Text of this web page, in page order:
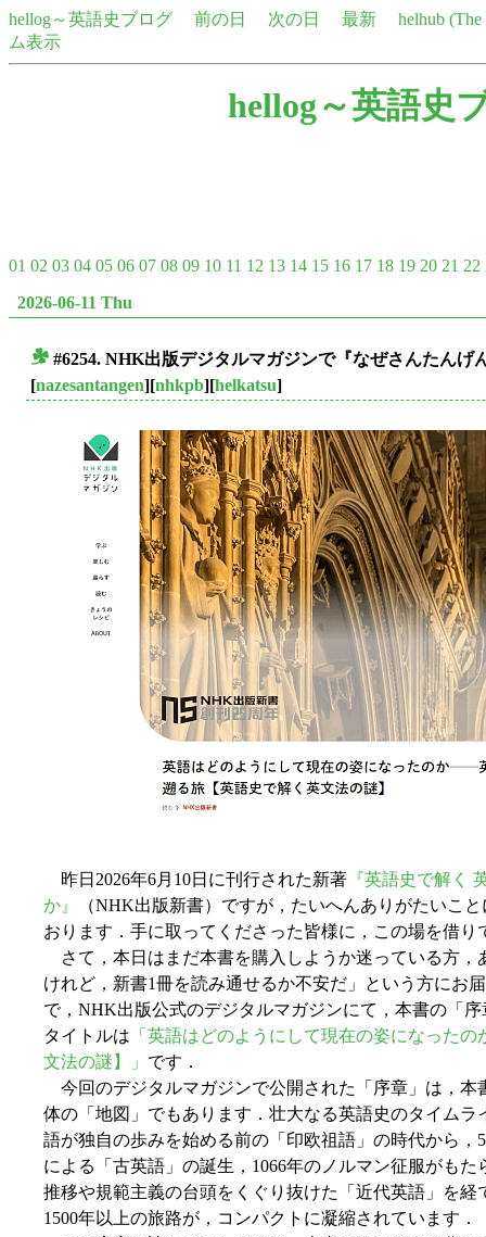
hellog～英語史ブログ 前の日 次の日 最新
helhub
ム表示
hellog～英語史
01 02 03 04 05 06 07 08 09 10 11 12 13 14 15 16 17 18 19 20 21 22
2026-06-11 Thu
#6254. NHK出版デジタルマガジンで『なぜさんたんげ
[nazesantangen][nhkpb][helkatsu]
昨日2026年6月10日に刊行された新著 『英語史で解く
か』
（NHK出版新書）ですが，たいへんありがたいこ
おります．手に取ってくださった皆様に，この場を借り
さて，本日はまだ本書を購入しようか迷っている方，
けれど，新書1冊を読み通せるか不安だ」という方にお
で，NHK出版公式のデジタルマガジンにて，本書の「
タイトルは 「英語はどのようにして現在の姿になった
文法の謎】」 です．
今回のデジタルマガジンで公開された「序章」は，本
体の「地図」でもあります．壮大なる英語史のタイム
語が独自の歩みを始める前の「印欧祖語」の時代から
による「古英語」の誕生，1066年のノルマン征服がも
推移や規範主義の台頭をくぐり抜けた「近代英語」を
1500年以上の旅路が，コンパクトに凝縮されています．